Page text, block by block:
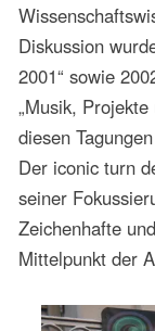
Zur Vorlesung in Bonn
2004 wurde die
Lateinamerika Thema
Bonn. Die Vorlesung
über die Erforschung
Lateinamerikas aus
die die theoretischen
kulturwissenschaftlich
fokussierten.
Anhand von
und kulturhistorische